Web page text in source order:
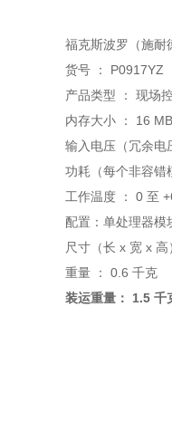
福克斯波罗（施耐
货号 ： P0917YZ
产品类型 ： 现场
内存大小 ： 16
输入电压（冗余电
功耗（每个非容错
工作温度 ： 0 至
配置：单处理器模
尺寸（长 x 宽 x
重量 ： 0.6 千克
装运重量： 1.5 千